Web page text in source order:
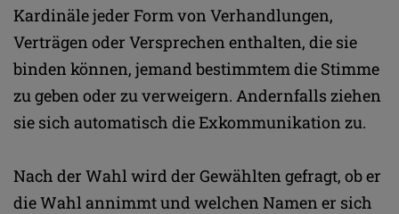
Kardinäle jeder Form von Verhandlungen,
Verträgen oder Versprechen enthalten, die sie
binden können, jemand bestimmtem die Stimme
zu geben oder zu verweigern. Andernfalls ziehen
sie sich automatisch die Exkommunikation zu.
Nach der Wahl wird der Gewählten gefragt, ob er
die Wahl annimmt und welchen Namen er sich